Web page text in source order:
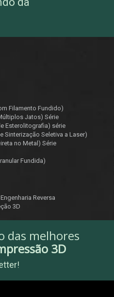
das melhores
3D
Filamento Fundido)
Jatos) Série
Esterolitografia) série
Sinterização Seletiva a Laser)
no Metal) Série
Fundida)
Reversa
3D